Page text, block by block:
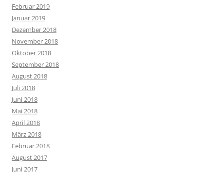
Februar 2019
Januar 2019
Dezember 2018
November 2018
Oktober 2018
September 2018
August 2018
Juli 2018
Juni 2018
Mai 2018
April 2018
März 2018
Februar 2018
August 2017
Juni 2017